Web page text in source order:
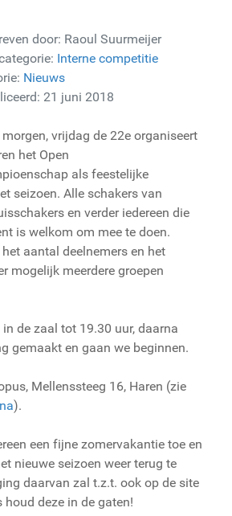
door: Raoul Suurmeijer
Interne competitie
Nieuws
21 juni 2018
vrijdag de 22e organiseert
het Open
als feestelijke
seizoen. Alle schakers van
en verder iedereen die
is welkom om mee te doen.
aantal deelnemers en het
mogelijk meerdere groepen
de zaal tot 19.30 uur, daarna
gemaakt en gaan we beginnen.
Mellenssteeg 16, Haren (zie
).
een fijne zomervakantie toe en
nieuwe seizoen weer terug te
daarvan zal t.z.t. ook op de site
houd deze in de gaten!